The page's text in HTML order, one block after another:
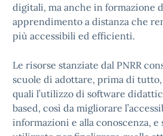
digitali, ma anche in formazione
apprendimento a distanza che
più accessibili ed efficienti.
Le risorse stanziate dal PNRR
scuole di adottare, prima di
quali l’utilizzo di software
based, così da migliorare
informazioni e alla conoscenza, e